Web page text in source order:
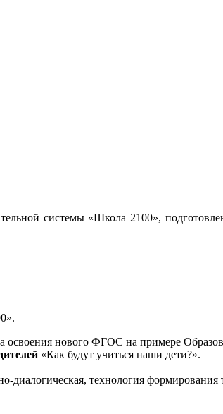
системы «Школа 2100»,
освоения нового ФГОС на примере
«Как будут учиться наши дети?».
технология